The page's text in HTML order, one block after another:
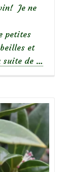
Je ne
petites
et
suite de
jardin
:
Skimmia
‘Kew
Green’
…